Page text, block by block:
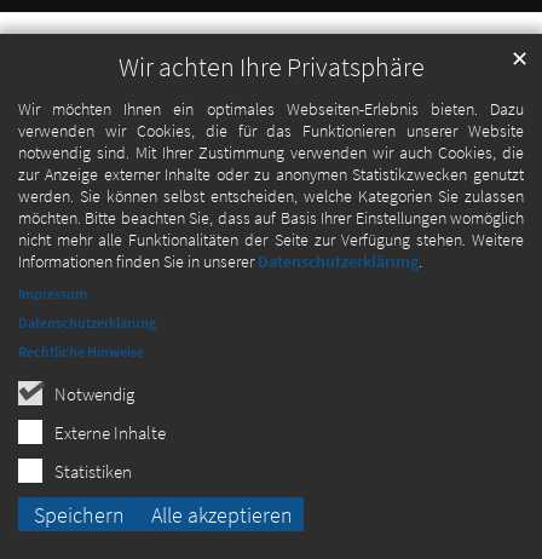
Wir achten Ihre Privatsphäre
Wir möchten Ihnen ein optimales Webseiten-Erlebnis bieten. Dazu
verwenden wir Cookies, die für das Funktionieren unserer Website
notwendig sind. Mit Ihrer Zustimmung verwenden wir auch Cookies, die
zur Anzeige externer Inhalte oder zu anonymen Statistikzwecken genutzt
werden. Sie können selbst entscheiden, welche Kategorien Sie zulassen
möchten. Bitte beachten Sie, dass auf Basis Ihrer Einstellungen womöglich
nicht mehr alle Funktionalitäten der Seite zur Verfügung stehen. Weitere
Informationen finden Sie in unsererDatenschutzerklärung.
Notwendig
Externe Inhalte
Statistiken
Speichern Alle akzeptieren
✕
Impressum
Datenschutzerklärung
Rechtliche Hinweise